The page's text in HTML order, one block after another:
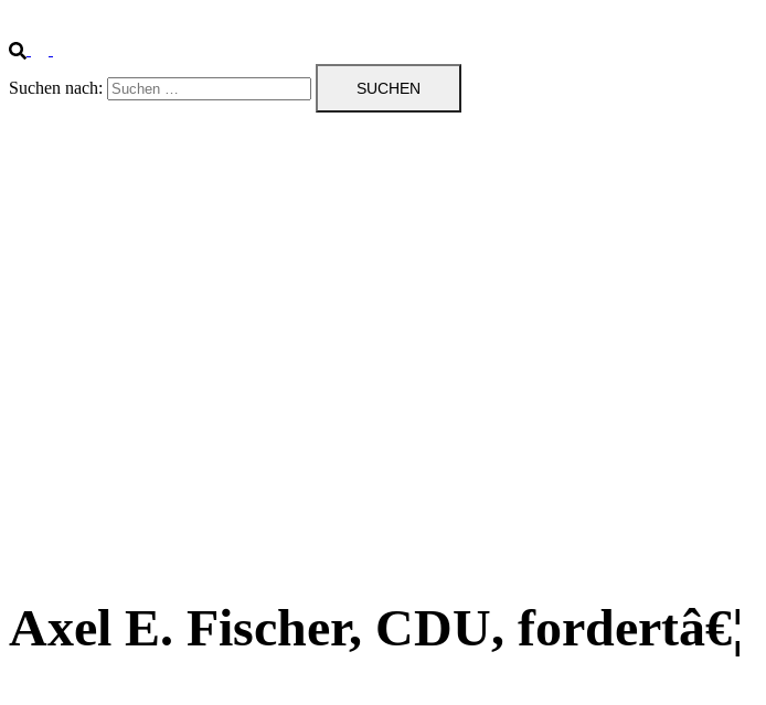
Suchen nach:
Axel E. Fischer, CDU, fordertâ€¦